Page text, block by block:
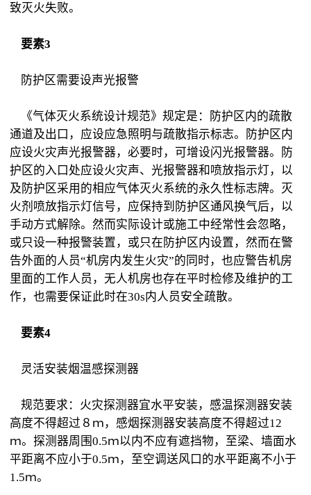
致灭火失败。
要素3
防护区需要设声光报警
《气体灭火系统设计规范》规定是：防护区内的疏散
通道及出口，应设应急照明与疏散指示标志。防护区内
应设火灾声光报警器，必要时，可增设闪光报警器。防
护区的入口处应设火灾声、光报警器和喷放指示灯，以
及防护区采用的相应气体灭火系统的永久性标志牌。灭
火剂喷放指示灯信号，应保持到防护区通风换气后，以
手动方式解除。然而实际设计或施工中经常性会忽略，
或只设一种报警装置，或只在防护区内设置，然而在警
告外面的人员“机房内发生火灾”的同时，也应警告机房
里面的工作人员，无人机房也存在平时检修及维护的工
作，也需要保证此时在30s内人员安全疏散。
要素4
灵活安装烟温感探测器
规范要求：火灾探测器宜水平安装，感温探测器安装
高度不得超过８ｍ，感烟探测器安装高度不得超过12
ｍ。探测器周围0.5ｍ以内不应有遮挡物，至梁、墙面水
平距离不应小于0.5ｍ，至空调送风口的水平距离不小于
1.5ｍ。